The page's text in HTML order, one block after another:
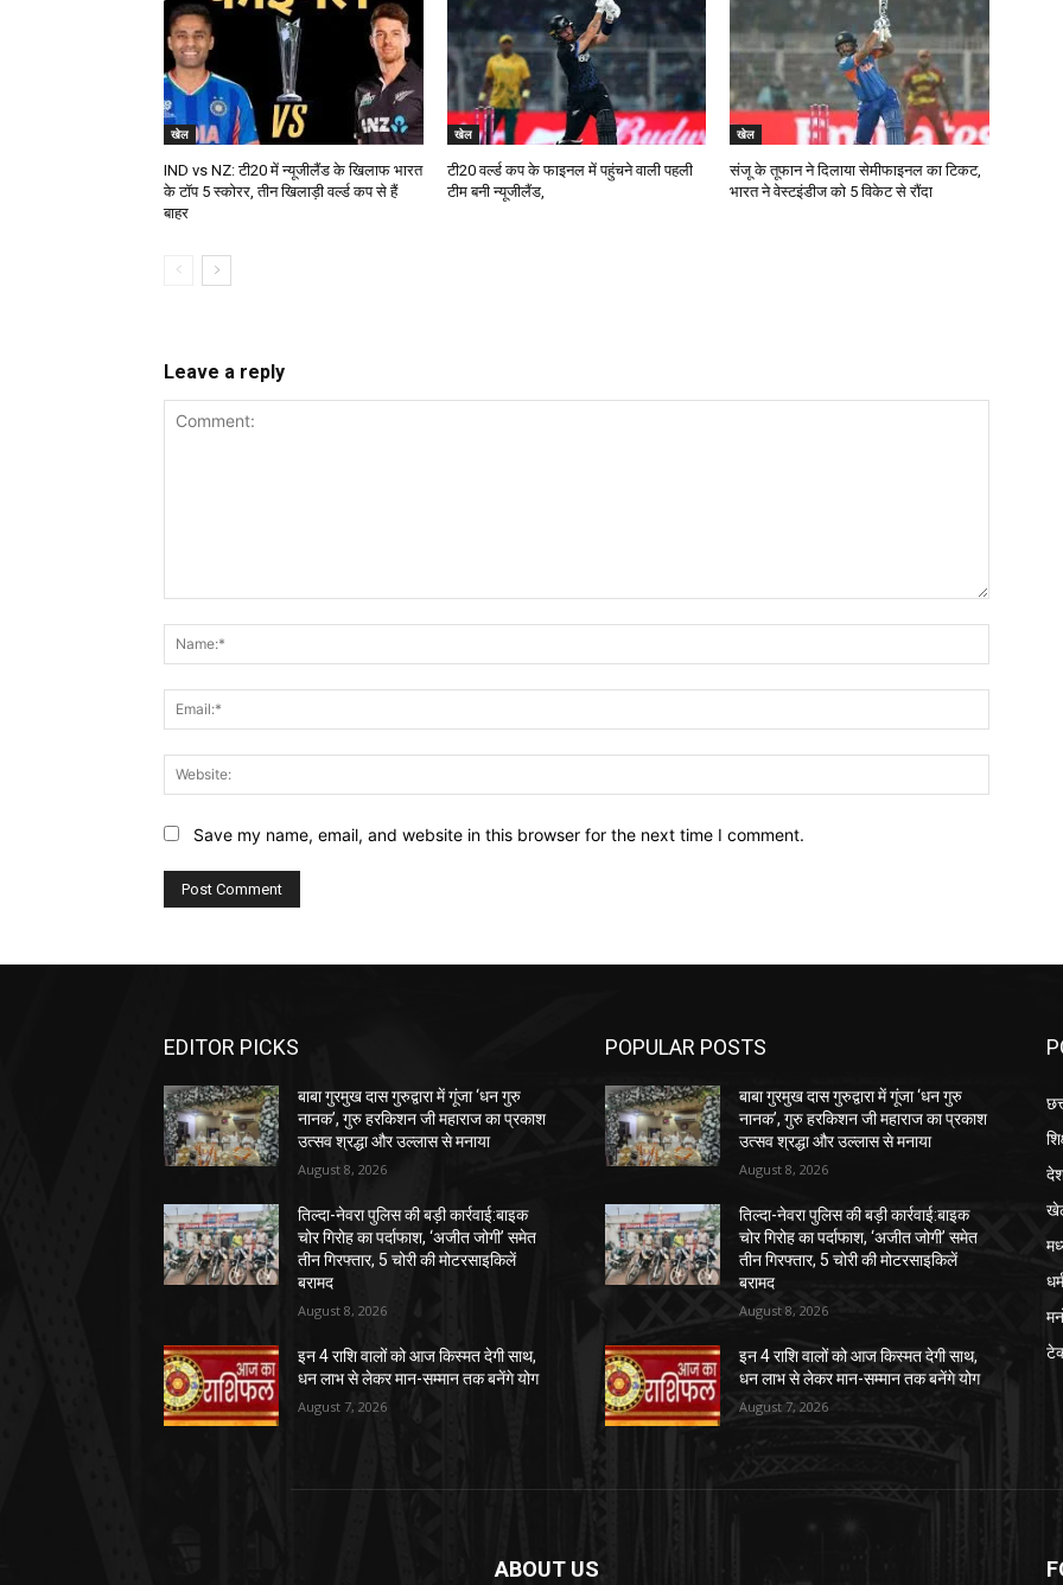
खेल
IND vs NZ: टी20 में न्यूजीलैंड के खिलाफ भारत
के टॉप 5 स्कोरर, तीन खिलाड़ी वर्ल्ड कप से हैं
बाहर
खेल
टी20 वर्ल्ड कप के फाइनल में पहुंचने वाली पहली
टीम बनी न्यूजीलैंड,
खेल
संजू के तूफान ने दिलाया सेमीफाइनल का टिकट,
भारत ने वेस्टइंडीज को 5 विकेट से रौंदा
Leave a reply
Save my name, email, and website in this browser for the next time I comment.
EDITOR PICKS
बाबा गुरमुख दास गुरुद्वारा में गूंजा ‘धन गुरु
नानक’, गुरु हरकिशन जी महाराज का प्रकाश
उत्सव श्रद्धा और उल्लास से मनाया
August 8, 2026
तिल्दा-नेवरा पुलिस की बड़ी कार्रवाई:बाइक
चोर गिरोह का पर्दाफाश, ‘अजीत जोगी’ समेत
तीन गिरफ्तार, 5 चोरी की मोटरसाइकिलें
बरामद
August 8, 2026
इन 4 राशि वालों को आज किस्मत देगी साथ,
धन लाभ से लेकर मान-सम्मान तक बनेंगे योग
August 7, 2026
POPULAR POSTS
बाबा गुरमुख दास गुरुद्वारा में गूंजा ‘धन गुरु
नानक’, गुरु हरकिशन जी महाराज का प्रकाश
उत्सव श्रद्धा और उल्लास से मनाया
August 8, 2026
तिल्दा-नेवरा पुलिस की बड़ी कार्रवाई:बाइक
चोर गिरोह का पर्दाफाश, ‘अजीत जोगी’ समेत
तीन गिरफ्तार, 5 चोरी की मोटरसाइकिलें
बरामद
August 8, 2026
इन 4 राशि वालों को आज किस्मत देगी साथ,
धन लाभ से लेकर मान-सम्मान तक बनेंगे योग
August 7, 2026
धर्म
ABOUT US